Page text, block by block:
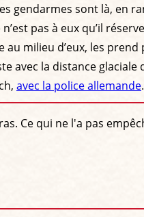
gendarmes sont là, en
pas à eux qu’il
milieu d’eux, les
avec la distance
avec la police allemande.
Ce qui ne l'a pas